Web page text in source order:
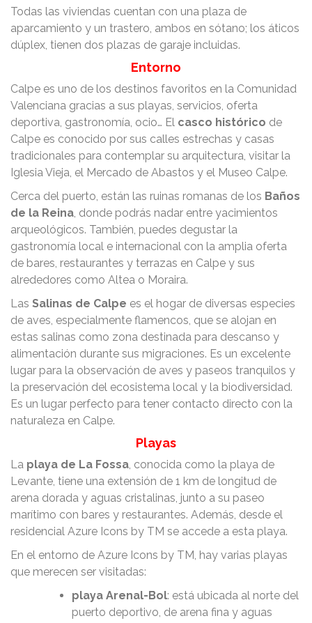
Todas las viviendas cuentan con una plaza de
aparcamiento y un trastero, ambos en sótano; los áticos
dúplex, tienen dos plazas de garaje incluidas.
Entorno
Calpe es uno de los destinos favoritos en la Comunidad
Valenciana gracias a sus playas, servicios, oferta
deportiva, gastronomía, ocio… El casco histórico de
Calpe es conocido por sus calles estrechas y casas
tradicionales para contemplar su arquitectura, visitar la
Iglesia Vieja, el Mercado de Abastos y el Museo Calpe.
Cerca del puerto, están las ruinas romanas de los Baños
de la Reina, donde podrás nadar entre yacimientos
arqueológicos. También, puedes degustar la
gastronomía local e internacional con la amplia oferta
de bares, restaurantes y terrazas en Calpe y sus
alrededores como Altea o Moraira.
Las Salinas de Calpe es el hogar de diversas especies
de aves, especialmente flamencos, que se alojan en
estas salinas como zona destinada para descanso y
alimentación durante sus migraciones. Es un excelente
lugar para la observación de aves y paseos tranquilos y
la preservación del ecosistema local y la biodiversidad.
Es un lugar perfecto para tener contacto directo con la
naturaleza en Calpe.
Playas
La playa de La Fossa, conocida como la playa de
Levante, tiene una extensión de 1 km de longitud de
arena dorada y aguas cristalinas, junto a su paseo
marítimo con bares y restaurantes. Además, desde el
residencial Azure Icons by TM se accede a esta playa.
En el entorno de Azure Icons by TM, hay varias playas
que merecen ser visitadas:
playa Arenal-Bol: está ubicada al norte del
puerto deportivo, de arena fina y aguas